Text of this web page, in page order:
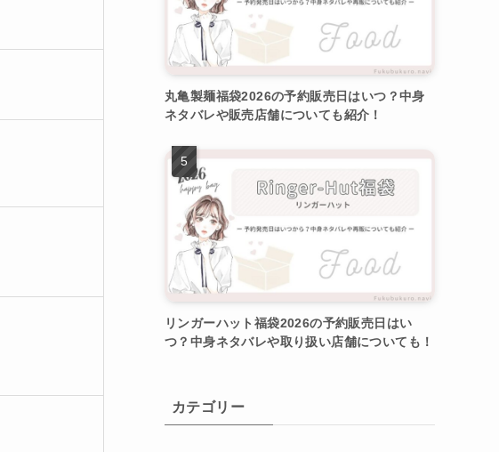
丸亀製麺福袋2026の予約販売日はいつ？中身
ネタバレや販売店舗についても紹介！
リンガーハット福袋2026の予約販売日はい
つ？中身ネタバレや取り扱い店舗についても！
カテゴリー